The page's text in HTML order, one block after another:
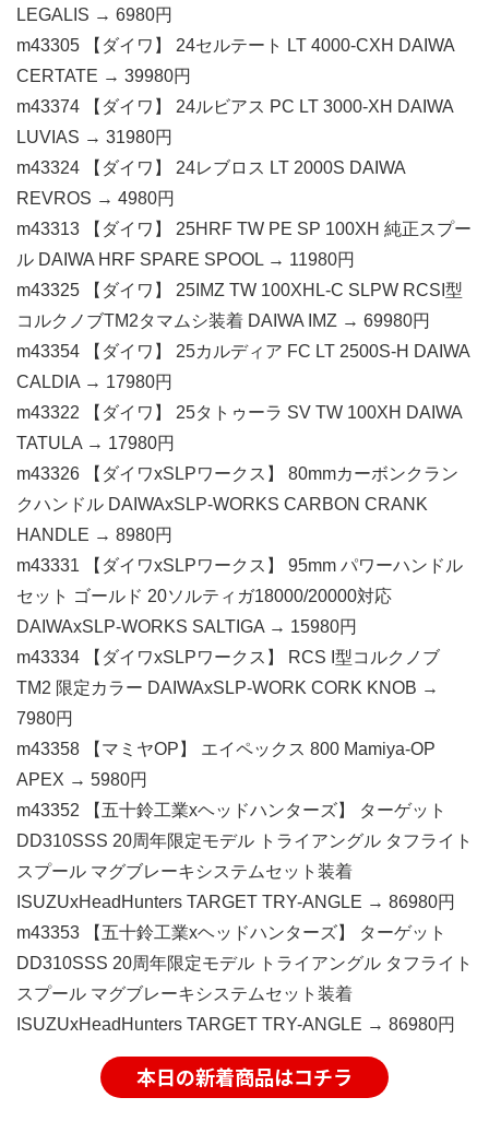
LEGALIS → 6980円
m43305 【ダイワ】 24セルテート LT 4000-CXH DAIWA
CERTATE → 39980円
m43374 【ダイワ】 24ルビアス PC LT 3000-XH DAIWA
LUVIAS → 31980円
m43324 【ダイワ】 24レブロス LT 2000S DAIWA
REVROS → 4980円
m43313 【ダイワ】 25HRF TW PE SP 100XH 純正スプー
ル DAIWA HRF SPARE SPOOL → 11980円
m43325 【ダイワ】 25IMZ TW 100XHL-C SLPW RCSI型
コルクノブTM2タマムシ装着 DAIWA IMZ → 69980円
m43354 【ダイワ】 25カルディア FC LT 2500S-H DAIWA
CALDIA → 17980円
m43322 【ダイワ】 25タトゥーラ SV TW 100XH DAIWA
TATULA → 17980円
m43326 【ダイワxSLPワークス】 80mmカーボンクラン
クハンドル DAIWAxSLP-WORKS CARBON CRANK
HANDLE → 8980円
m43331 【ダイワxSLPワークス】 95mm パワーハンドル
セット ゴールド 20ソルティガ18000/20000対応
DAIWAxSLP-WORKS SALTIGA → 15980円
m43334 【ダイワxSLPワークス】 RCS I型コルクノブ
TM2 限定カラー DAIWAxSLP-WORK CORK KNOB →
7980円
m43358 【マミヤOP】 エイペックス 800 Mamiya-OP
APEX → 5980円
m43352 【五十鈴工業xヘッドハンターズ】 ターゲット
DD310SSS 20周年限定モデル トライアングル タフライト
スプール マグブレーキシステムセット装着
ISUZUxHeadHunters TARGET TRY-ANGLE → 86980円
m43353 【五十鈴工業xヘッドハンターズ】 ターゲット
DD310SSS 20周年限定モデル トライアングル タフライト
スプール マグブレーキシステムセット装着
ISUZUxHeadHunters TARGET TRY-ANGLE → 86980円
本日の新着商品はコチラ